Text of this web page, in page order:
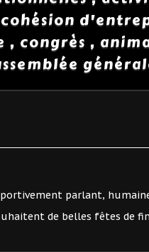
, congrès ,
parlant,
de belles fêtes de